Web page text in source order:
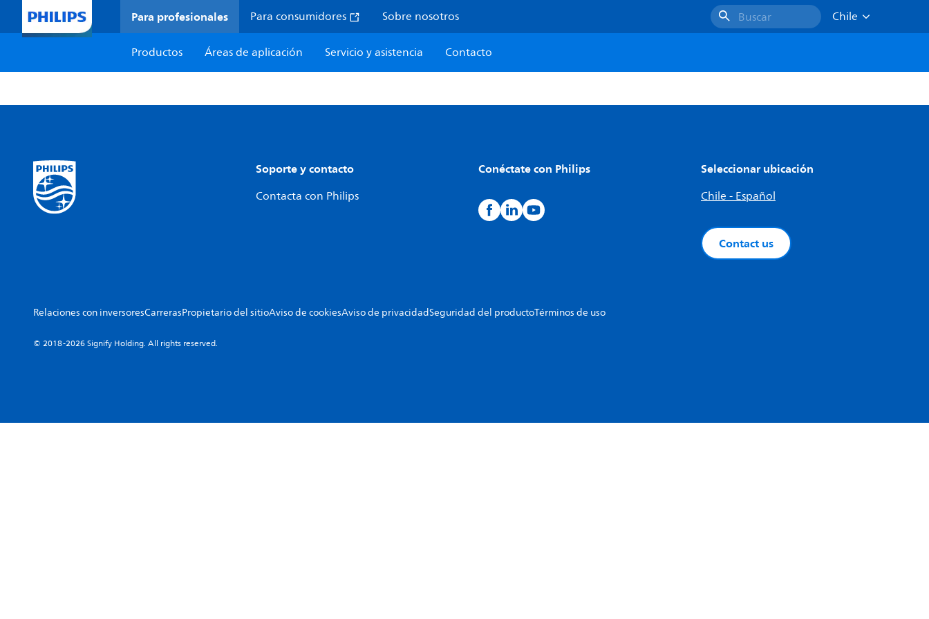
Para profesionales Para consumidores Sobre nosotros Buscar
Chile
Productos
Áreas de aplicación Servicio y asistencia Contacto
Soporte y contacto
Contacta con Philips
Conéctate con Philips Seleccionar ubicación
Chile - Español
Contact us
Relaciones con inversoresCarrerasPropietario del sitioAviso de cookiesAviso de privacidadSeguridad del productoTérminos de uso
© 2018-2026 Signify Holding. All rights reserved.